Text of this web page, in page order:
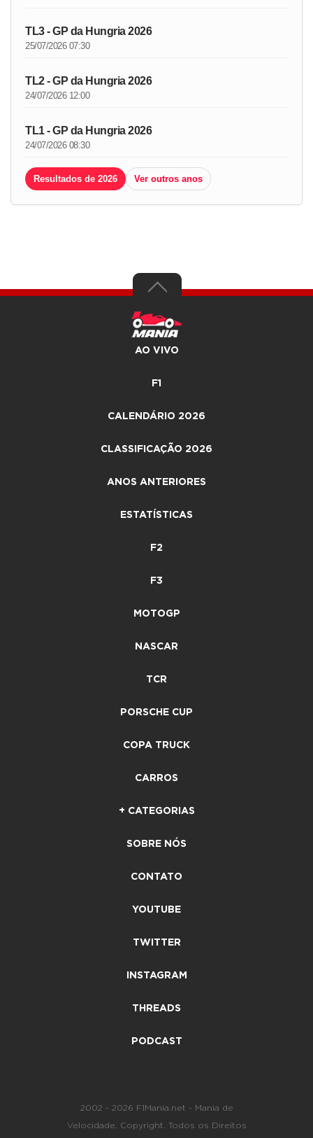
TL3 - GP da Hungria 2026
25/07/2026 07:30
TL2 - GP da Hungria 2026
24/07/2026 12:00
TL1 - GP da Hungria 2026
24/07/2026 08:30
Resultados de 2026 Ver outros anos
AO VIVO
F1
CALENDÁRIO 2026
CLASSIFICAÇÃO 2026
ANOS ANTERIORES
ESTATÍSTICAS
F2
F3
MOTOGP
NASCAR
TCR
PORSCHE CUP
COPA TRUCK
CARROS
+ CATEGORIAS
SOBRE NÓS
CONTATO
YOUTUBE
TWITTER
INSTAGRAM
THREADS
PODCAST
2002 - 2026 F1Mania.net - Mania de
Velocidade. Copyright. Todos os Direitos